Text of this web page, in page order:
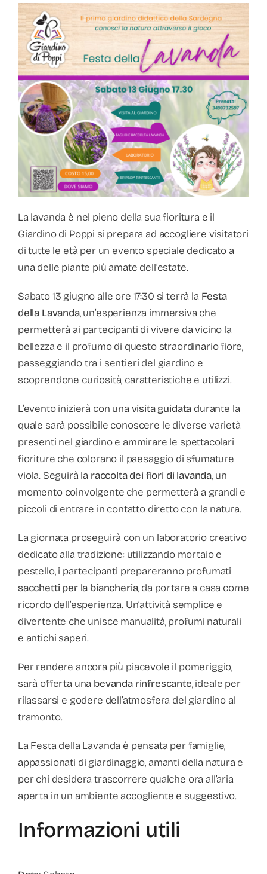
La lavanda è nel pieno della sua fioritura e il
Giardino di Poppi si prepara ad accogliere visitatori
di tutte le età per un evento speciale dedicato a
una delle piante più amate dell’estate.
Sabato 13 giugno alle ore 17:30 si terrà la Festa
della Lavanda, un’esperienza immersiva che
permetterà ai partecipanti di vivere da vicino la
bellezza e il profumo di questo straordinario fiore,
passeggiando tra i sentieri del giardino e
scoprendone curiosità, caratteristiche e utilizzi.
L’evento inizierà con unavisita guidata durante la
quale sarà possibile conoscere le diverse varietà
presenti nel giardino e ammirare le spettacolari
fioriture che colorano il paesaggio di sfumature
viola. Seguirà la raccolta dei fiori di lavanda, un
momento coinvolgente che permetterà a grandi e
piccoli di entrare in contatto diretto con la natura.
La giornata proseguirà con un laboratorio creativo
dedicato alla tradizione: utilizzando mortaio e
pestello, i partecipanti prepareranno profumati
sacchetti per la biancheria, da portare a casa come
ricordo dell’esperienza. Un’attività semplice e
divertente che unisce manualità, profumi naturali
e antichi saperi.
Per rendere ancora più piacevole il pomeriggio,
sarà offerta una bevanda rinfrescante, ideale per
rilassarsi e godere dell’atmosfera del giardino al
tramonto.
La Festa della Lavanda è pensata per famiglie,
appassionati di giardinaggio, amanti della natura e
per chi desidera trascorrere qualche ora all’aria
aperta in un ambiente accogliente e suggestivo.
Informazioni utili